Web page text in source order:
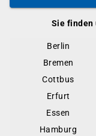
Sie finden
Berlin
Bremen
Cottbus
Erfurt
Essen
Hamburg